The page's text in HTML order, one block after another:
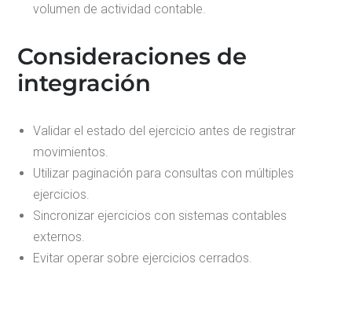
volumen de actividad contable.
Consideraciones de
integración
Validar el estado del ejercicio antes de registrar
movimientos.
Utilizar paginación para consultas con múltiples
ejercicios.
Sincronizar ejercicios con sistemas contables
externos.
Evitar operar sobre ejercicios cerrados.